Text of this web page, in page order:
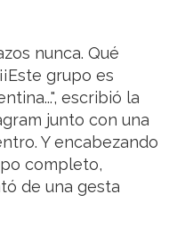
nunca. Qué
grupo es
escribió la
junto con una
Y encabezando
completo,
de una gesta